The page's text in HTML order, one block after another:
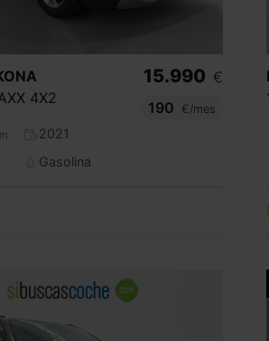
4X2
2021
Gasolina
15.990 €
190
€/mes